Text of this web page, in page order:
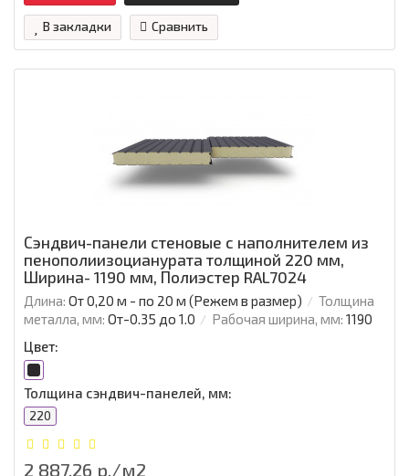
В закладки Сравнить
Сэндвич-панели стеновые с наполнителем из
пенополиизоцианурата толщиной 220 мм,
Ширина- 1190 мм, Полиэстер RAL7024
Длина: От 0,20 м - по 20 м (Режем в размер)
Толщина
металла, мм: От-0.35 до 1.0 Рабочая ширина, мм: 1190
Цвет:
Толщина сэндвич-панелей, мм:
220
2 887.26 р./м2